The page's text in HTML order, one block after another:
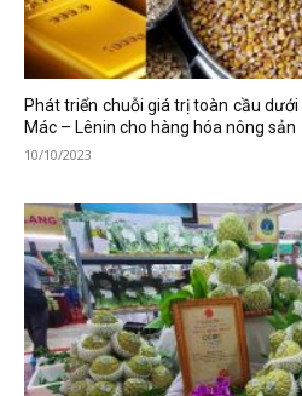
Phát triển chuỗi giá trị toàn cầu
Mác – Lênin cho hàng hóa nông sản
10/10/2023